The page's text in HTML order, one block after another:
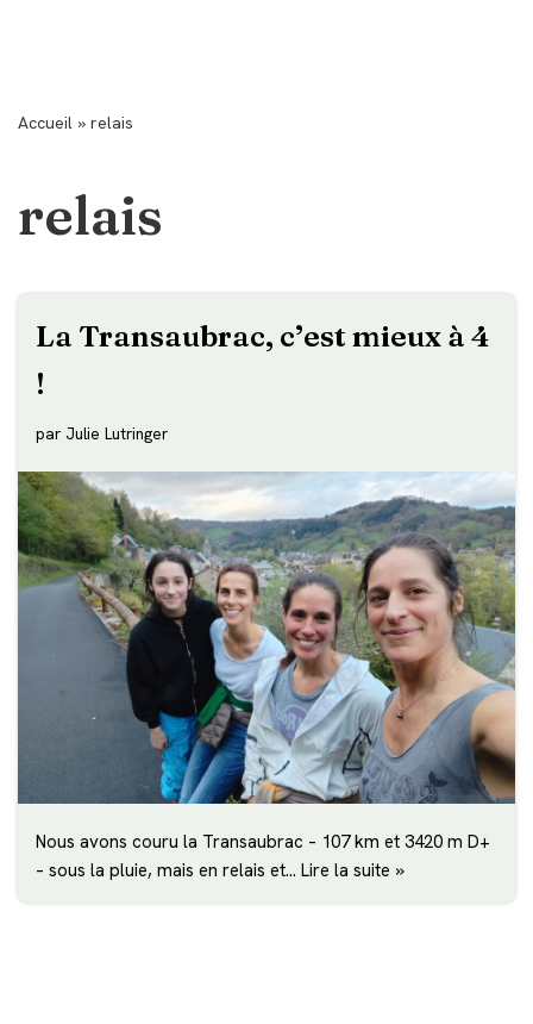
Accueil » relais
relais
La Transaubrac, c’est mieux à 4
!
par Julie Lutringer
Nous avons couru la Transaubrac – 107 km et 3420 m D+
– sous la pluie, mais en relais et… Lire la suite »